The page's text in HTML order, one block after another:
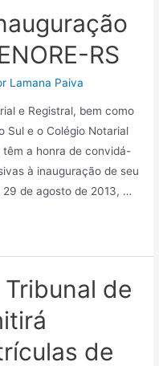
RS
Lamana Paiva
e Registral, bem como
Sul e o Colégio Notarial
têm a honra de convidá-
à inauguração de seu
29 de agosto de 2013, …
de
de